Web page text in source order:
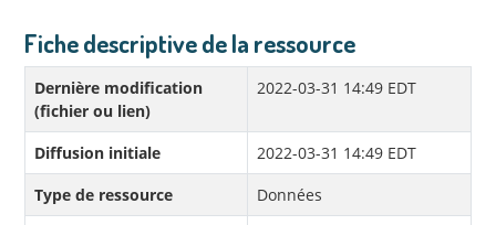
Fiche descriptive de la ressource
Dernière modification
(fichier ou lien)
2022-03-31 14:49 EDT
Diffusion initiale
2022-03-31 14:49 EDT
Type de ressource
Données